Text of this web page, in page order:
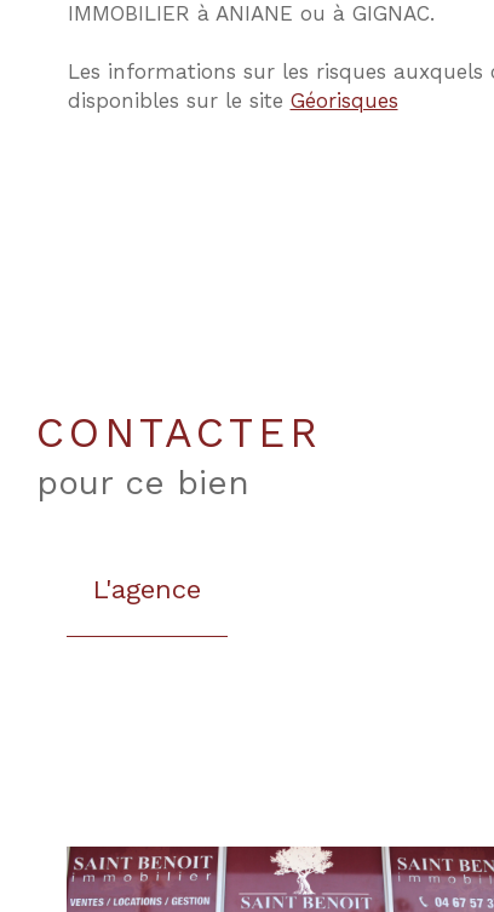
IMMOBILIER à ANIANE ou à GIGNAC.
Les informations sur les risques auxquels
disponibles sur le site Géorisques
CONTACTER
pour ce bien
L'agence